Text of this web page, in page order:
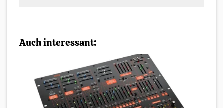
Auch interessant: